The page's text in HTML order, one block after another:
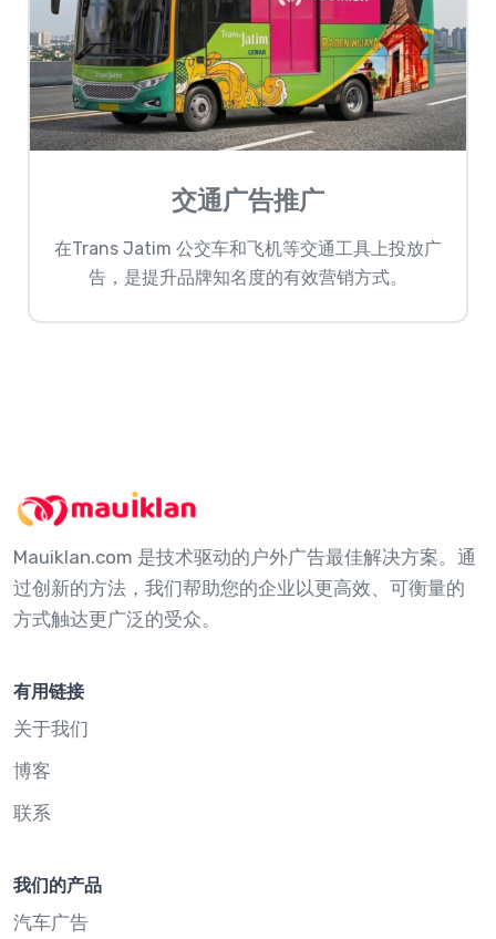
交通广告推广
在Trans Jatim 公交车和飞机等交通工具上投放广
告，是提升品牌知名度的有效营销方式。
Mauiklan.com 是技术驱动的户外广告最佳解决方案。通
过创新的方法，我们帮助您的企业以更高效、可衡量的
方式触达更广泛的受众。
有用链接
关于我们
博客
联系
我们的产品
汽车广告